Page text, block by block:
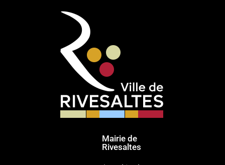
Mairie de
Rivesaltes